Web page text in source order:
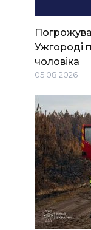
Ужгороді
чоловіка
05.08.2026